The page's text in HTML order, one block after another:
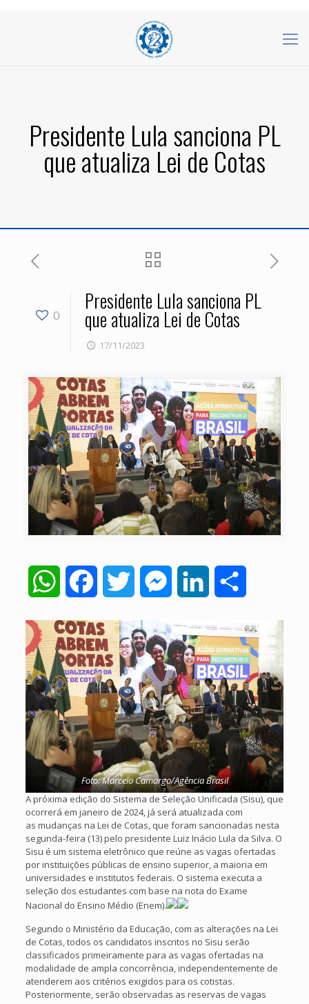
Presidente Lula sanciona PL
que atualiza Lei de Cotas
0
Presidente Lula sanciona PL
que atualiza Lei de Cotas
17/11/2023
WhatsAppFacebookTwitter MessengerLinkedIn
Foto: Marcelo Camargo/Agência Brasil
A próxima edição do Sistema de Seleção Unificada (Sisu), que
ocorrerá em janeiro de 2024, já será atualizada com
as mudanças na Lei de Cotas, que foram sancionadas nesta
segunda-feira (13) pelo presidente Luiz Inácio Lula da Silva. O
Sisu é um sistema eletrônico que reúne as vagas ofertadas
por instituições públicas de ensino superior, a maioria em
universidades e institutos federais. O sistema executa a
seleção dos estudantes com base na nota do Exame
Nacional do Ensino Médio (Enem).
Segundo o Ministério da Educação, com as alterações na Lei
de Cotas, todos os candidatos inscritos no Sisu serão
classificados primeiramente para as vagas ofertadas na
modalidade de ampla concorrência, independentemente de
atenderem aos critérios exigidos para os cotistas.
Posteriormente, serão observadas as reservas de vagas